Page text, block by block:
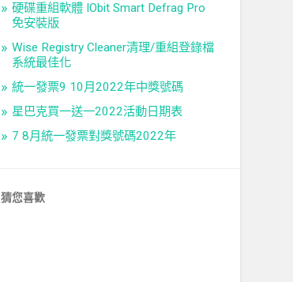
硬碟重組軟體 IObit Smart Defrag Pro
免安裝版
Wise Registry Cleaner清理/重組登錄檔
系統最佳化
統一發票9 10月2022年中獎號碼
星巴克買一送一2022活動日期表
7 8月統一發票對獎號碼2022年
猜您喜歡